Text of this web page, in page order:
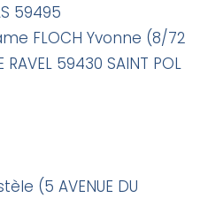
59495
FLOCH Yvonne (8/72
RAVEL 59430 SAINT POL
(5 AVENUE DU